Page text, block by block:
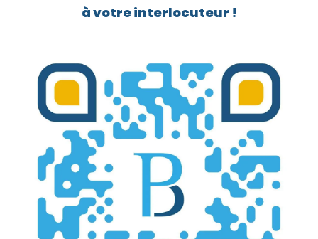
à votre interlocuteur !